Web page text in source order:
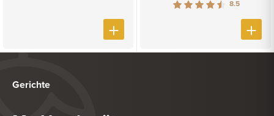
8.5
Gerichte